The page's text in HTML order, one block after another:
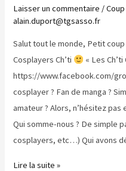
Laisser un commentaire /
alain.duport@tgsasso.fr
Salut tout le monde, Petit
Cosplayers Ch’ti
« Les
https://www.facebook.com/
cosplayer ? Fan de manga ?
amateur ? Alors, n’hésitez pas
Qui somme-nous ? De simple
cosplayers, etc…) Qui avons
Les
Lire la suite »